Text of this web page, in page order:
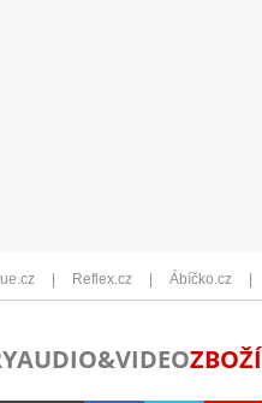
Reflex.cz Ábíčko.cz
AUDIO&VIDEOZBOŽÍ